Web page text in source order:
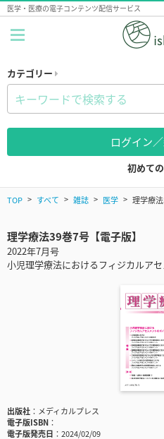
医学・医療の電子コンテンツ配信サービス
カテゴリー
ログイン
初めて
TOP すべて 雑誌 医学 理学療
理学療法39巻7号【電子版】
2022年7月号
小児理学療法におけるフィジカルア
出版社
メディカルプレス
電子版ISBN
電子版発売日
2024/02/09